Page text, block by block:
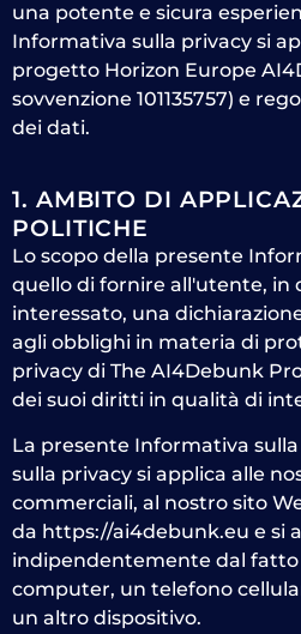
una potente e sicura
Informativa sulla privacy si
progetto Horizon Europe
sovvenzione 101135757) e
dei dati.
1. AMBITO DI
POLITICHE
Lo scopo della presente
quello di fornire all'utente, in
interessato, una
agli obblighi in materia di
privacy di The AI4Debunk
dei suoi diritti in qualità di
La presente Informativa
sulla privacy si applica alle
commerciali, al nostro sito
da https://ai4debunk.eu e si
indipendentemente dal fatto
computer, un telefono
un altro dispositivo.